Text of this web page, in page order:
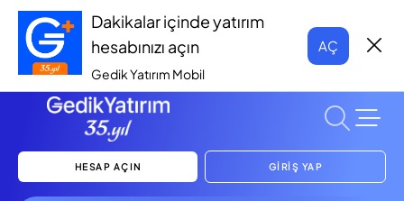
Dakikalar içinde yatırım
hesabınızı açın
Gedik Yatırım Mobil
AÇ
HESAP AÇIN GİRİŞ YAP